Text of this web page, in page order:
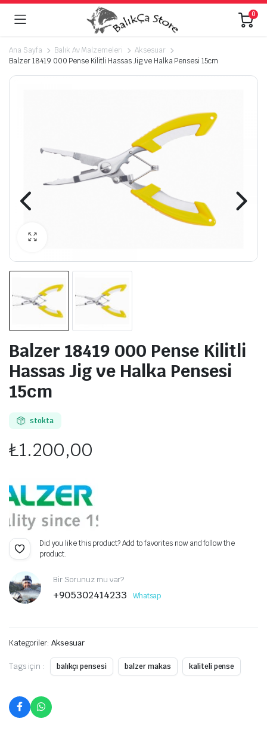
0
Ana Sayfa Balık Av Malzemeleri
Aksesuar
Balzer 18419 000 Pense Kilitli Hassas Jig ve Halka Pensesi 15cm
Balzer 18419 000 Pense Kilitli
Hassas Jig ve Halka Pensesi
15cm
stokta
₺1.200,00
Did you like this product? Add to favorites now and follow the
product.
Bir Sorunuz mu var?
+905302414233 Whatsap
Kategoriler: Aksesuar
Tags için : balıkçı pensesi balzer makas kaliteli pense